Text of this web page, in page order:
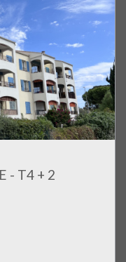
- T4 + 2